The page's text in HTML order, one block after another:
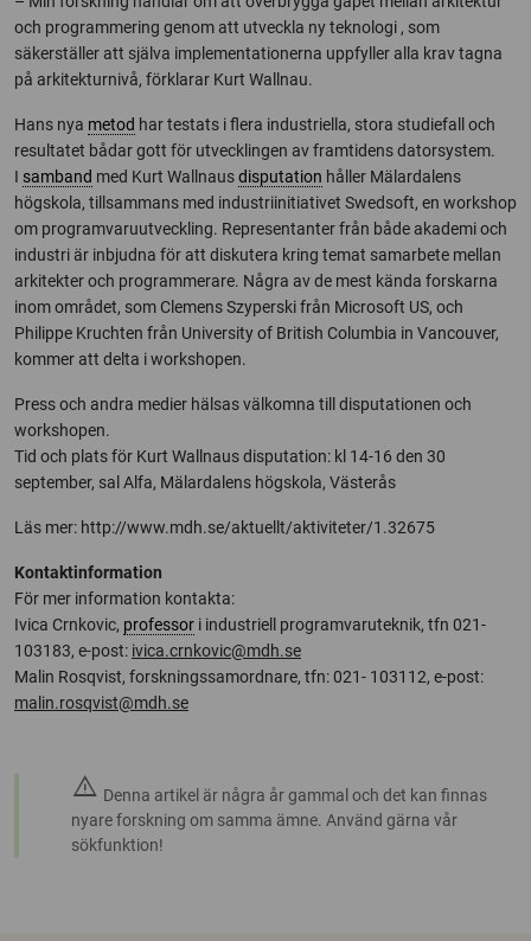
och programmering genom att utveckla ny teknologi , som
säkerställer att själva implementationerna uppfyller alla krav tagna
på arkitekturnivå, förklarar Kurt Wallnau.
Hans nya metod har testats i flera industriella, stora studiefall och
resultatet bådar gott för utvecklingen av framtidens datorsystem.
I samband med Kurt Wallnausdisputation håller Mälardalens
högskola, tillsammans med industriinitiativet Swedsoft, en workshop
om programvaruutveckling. Representanter från både akademi och
industri är inbjudna för att diskutera kring temat samarbete mellan
arkitekter och programmerare. Några av de mest kända forskarna
inom området, som Clemens Szyperski från Microsoft US, och
Philippe Kruchten från University of British Columbia in Vancouver,
kommer att delta i workshopen.
Press och andra medier hälsas välkomna till disputationen och
workshopen.
Tid och plats för Kurt Wallnaus disputation: kl 14-16 den 30
september, sal Alfa, Mälardalens högskola, Västerås
Läs mer: http://www.mdh.se/aktuellt/aktiviteter/1.32675
Kontaktinformation
För mer information kontakta:
Ivica Crnkovic, professor i industriell programvaruteknik, tfn 021-
103183, e-post: ivica.crnkovic@mdh.se
Malin Rosqvist, forskningssamordnare, tfn: 021- 103112, e-post:
malin.rosqvist@mdh.se
warning Denna artikel är några år gammal och det kan finnas
nyare forskning om samma ämne. Använd gärna vår
sökfunktion!